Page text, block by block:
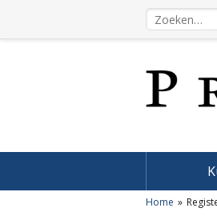
Home